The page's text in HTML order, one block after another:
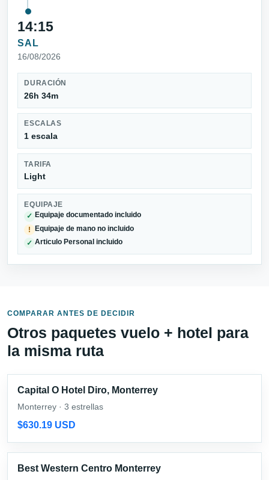
14:15
SAL
16/08/2026
DURACIÓN
26h 34m
ESCALAS
1 escala
TARIFA
Light
EQUIPAJE
✓ Equipaje documentado incluido
! Equipaje de mano no incluido
✓ Articulo Personal incluido
COMPARAR ANTES DE DECIDIR
Otros paquetes vuelo + hotel para
la misma ruta
Capital O Hotel Diro, Monterrey
Monterrey · 3 estrellas
$630.19 USD
Best Western Centro Monterrey